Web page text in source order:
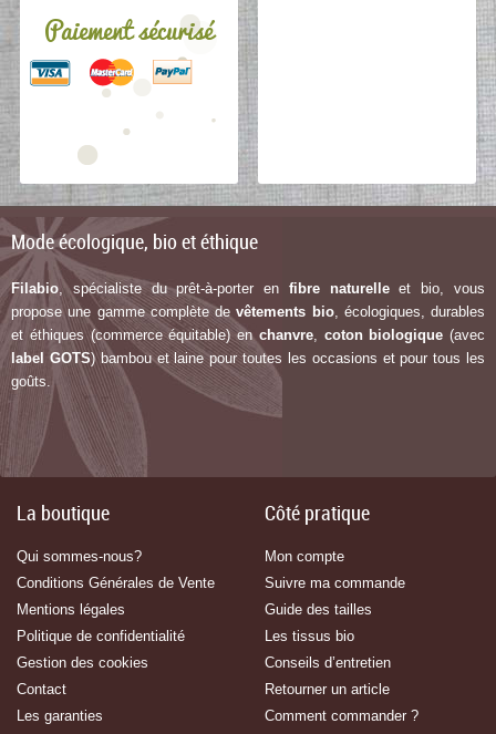
Paiement sécurisé
Mode écologique, bio et éthique
Filabio , spécialiste du prêt-à-porter en fibre naturelleet bio, vous
propose une gamme complète devêtements bio, écologiques, durables
et éthiques (commerce équitable) en chanvre, coton biologique (avec
label GOTS) bambou et laine pour toutes les occasions et pour tous les
goûts.
La boutique
Qui sommes-nous?
Conditions Générales de Vente
Mentions légales
Politique de confidentialité
Gestion des cookies
Contact
Les garanties
Côté pratique
Mon compte
Suivre ma commande
Guide des tailles
Les tissus bio
Conseils d’entretien
Retourner un article
Comment commander ?